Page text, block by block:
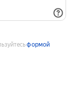
формой